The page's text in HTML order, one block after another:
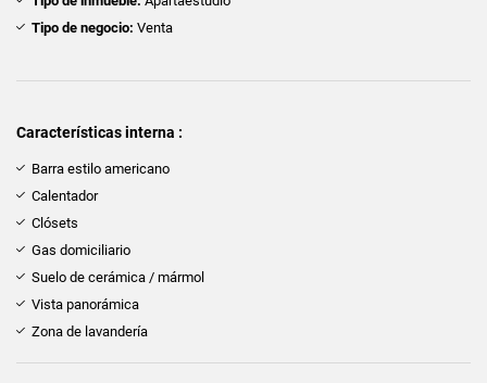
Tipo de negocio: Venta
Características interna :
Barra estilo americano
Calentador
Clósets
Gas domiciliario
Suelo de cerámica / mármol
Vista panorámica
Zona de lavandería